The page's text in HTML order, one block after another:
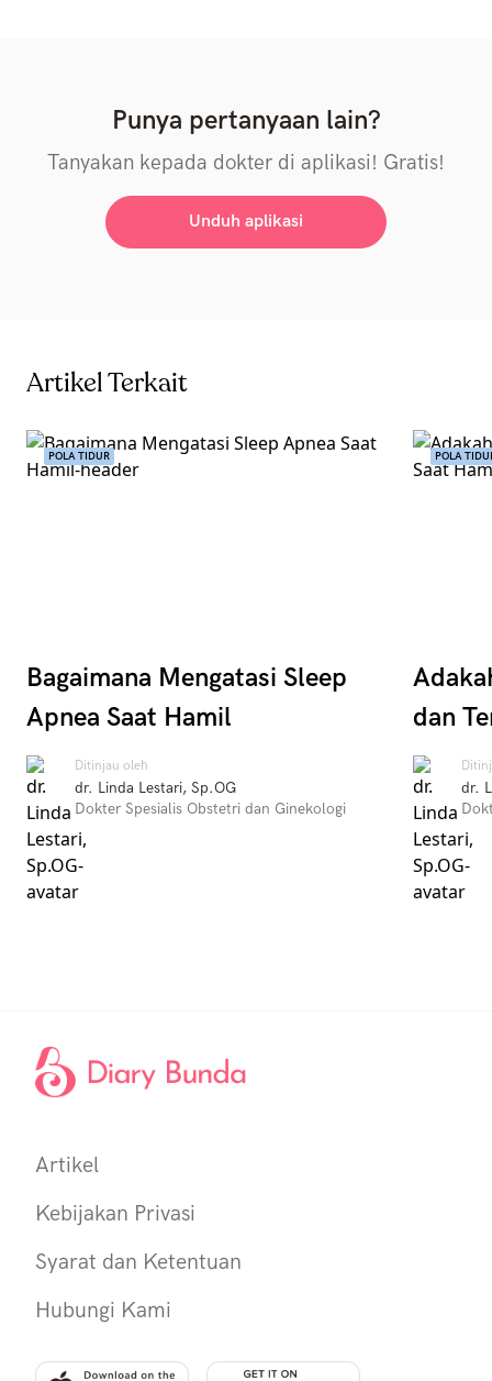
Punya pertanyaan lain?
Tanyakan kepada dokter di aplikasi! Gratis!
Unduh aplikasi
Artikel Terkait
POLA TIDUR
Bagaimana Mengatasi Sleep
Apnea Saat Hamil
Ditinjau oleh
dr. Linda Lestari, Sp.OG
Dokter Spesialis Obstetri dan Ginekologi
POLA
dan
dr.
Artikel
Kebijakan Privasi
Syarat dan Ketentuan
Hubungi Kami